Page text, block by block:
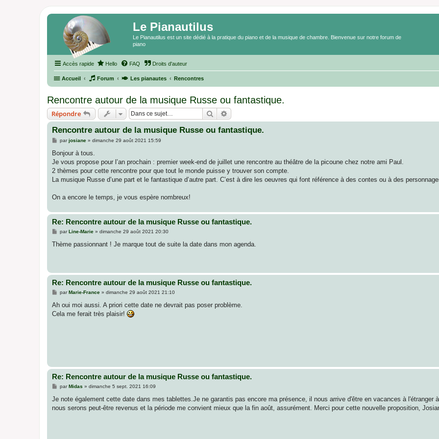
Le Pianautilus
Le Pianautilus est un site dédié à la pratique du piano et de la musique de chambre. Bienvenue sur notre forum de
piano
Accès rapide Hello FAQ Droits d'auteur
Accueil Forum Les pianautes Rencontres
Rencontre autour de la musique Russe ou fantastique.
Répondre Rechercher
Rencontre autour de la musique Russe ou fantastique.
M
s
a
g
parjosiane» dimanche 29 août 2021 15:59
Bonjour à tous.
Je vous propose pour l’an prochain : premier week-end de juillet une rencontre au théâtre de la picoune chez notre ami Paul.
2 thèmes pour cette rencontre pour que tout le monde puisse y trouver son compte.
La musique Russe d’une part et le fantastique d’autre part. C’est à dire les oeuvres qui font référence à des contes ou à des
On a encore le temps, je vous espère nombreux!
Re: Rencontre autour de la musique Russe ou fantastique.
M
s
parLine-Marie» dimanche 29 août 2021 20:30
Thème passionnant ! Je marque tout de suite la date dans mon agenda.
Re: Rencontre autour de la musique Russe ou fantastique.
M
s
a
parMarie-France» dimanche 29 août 2021 21:10
Ah oui moi aussi. A priori cette date ne devrait pas poser problème.
Cela me ferait très plaisir!
Re: Rencontre autour de la musique Russe ou fantastique.
M
s
a
parMidas » dimanche 5 sept. 2021 16:09
Je note également cette date dans mes tablettes.Je ne garantis pas encore ma présence, il nous arrive d'être en vacances à l'étranger
nous serons peut-être revenus et la période me convient mieux que la fin août, assurément. Merci pour cette nouvelle proposition,